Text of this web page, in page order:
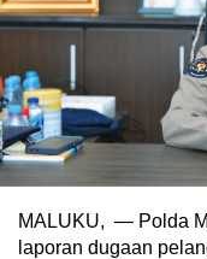
MALUKU, — Polda
laporan dugaan